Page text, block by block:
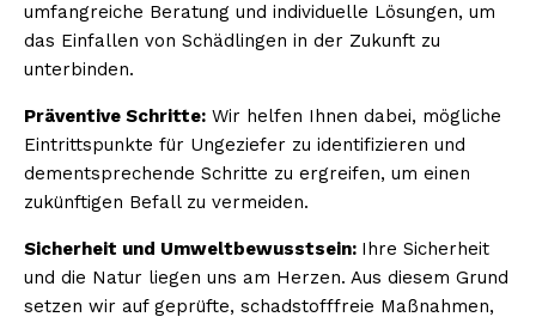
umfangreiche Beratung und individuelle Lösungen, um
das Einfallen von Schädlingen in der Zukunft zu
unterbinden.
Präventive Schritte: Wir helfen Ihnen dabei, mögliche
Eintrittspunkte für Ungeziefer zu identifizieren und
dementsprechende Schritte zu ergreifen, um einen
zukünftigen Befall zu vermeiden.
Sicherheit und Umweltbewusstsein: Ihre Sicherheit
und die Natur liegen uns am Herzen. Aus diesem Grund
setzen wir auf geprüfte, schadstofffreie Maßnahmen,